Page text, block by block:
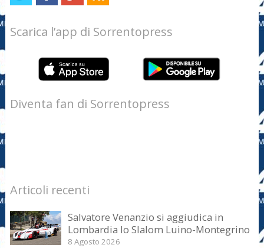
Scarica l’app di Sorrentopress
Diventa fan di Sorrentopress
Articoli recenti
Salvatore Venanzio si aggiudica in
Lombardia lo Slalom Luino-Montegrino
8 Agosto 2026